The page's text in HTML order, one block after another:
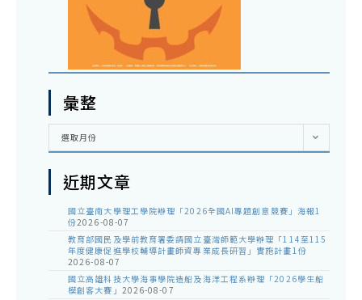
彙整
彙
選取月份
近期文章
國立臺南大學理工學院辦理「2026全國AI專題創意競賽」海報1
份2026-08-07
教育部國民及學前教育署委請國立臺灣師範大學辦理「114至115
年度健康促進學校輔導計畫師資專業成長研習」實施計畫1份
2026-08-07
國立高雄科技大學海事學院造船及海洋工程系辦理「2026學生船
模創客大賽」 2026-08-07